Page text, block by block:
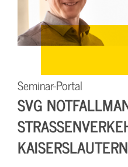
Seminar-Portal
SVG
AISERSLAUTERN